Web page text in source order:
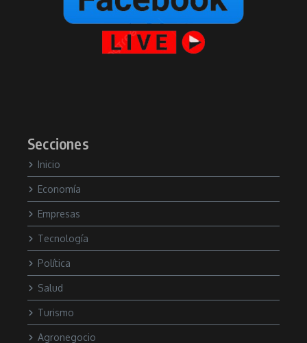
Secciones
Inicio
Economía
Empresas
Tecnología
Política
Salud
Turismo
Agronegocio